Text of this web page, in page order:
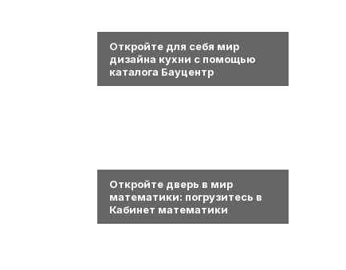
Откройте для себя мир
дизайна кухни с помощью
каталога Бауцентр
Откройте дверь в мир
математики: погрузитесь в
Кабинет математики